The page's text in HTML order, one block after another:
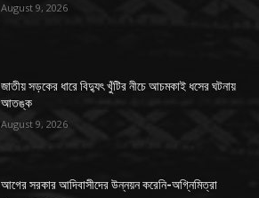
August 9, 2026
জাতীয় সড়কের ধারে বিদ্যুৎ খুঁটির নীচে আচমকাই ধসের ঘটনায়
আতঙ্ক
August 9, 2026
আগের সরকার আদিবাসীদের উন্নয়ন করেনি-অগ্নিমিত্রা